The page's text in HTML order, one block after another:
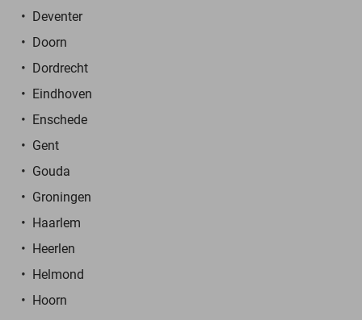
Deventer
Doorn
Dordrecht
Eindhoven
Enschede
Gent
Gouda
Groningen
Haarlem
Heerlen
Helmond
Hoorn